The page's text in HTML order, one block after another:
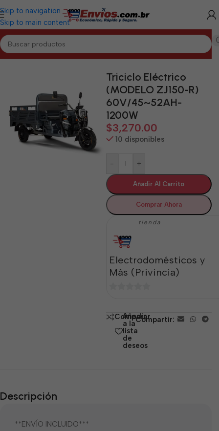
Skip to navigation
Skip to main content
Inicio/LAS TUNAS/Motos y Bicicletas Eléctricas Las Tunas
Triciclo Eléctrico
(MODELO ZJ150-R)
60V/45~52AH-
1200W
$3,270.00
10 disponibles
- +
Añadir Al Carrito
Comprar Ahora
tienda
Electrodomésticos y
Más (Privincia)
5 Comparar
Añadir
a la
lista
de
deseos
Compartir:
Descripción
**ENVÍO INCLUIDO***